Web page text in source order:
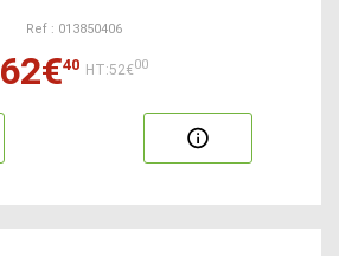
Ref : 013850406
62€40 HT:52€00